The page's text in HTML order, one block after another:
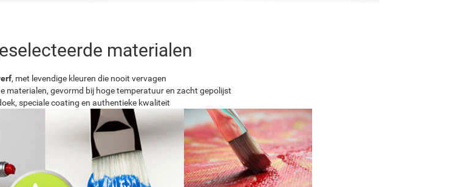
materialen
, met levendige kleuren die nooit vervagen
materialen, gevormd bij hoge temperatuur en zacht gepolijst
speciale coating en authentieke kwaliteit